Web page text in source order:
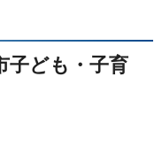
ども・子育